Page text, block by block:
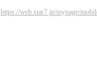
https://web.star7.jp/mypage/